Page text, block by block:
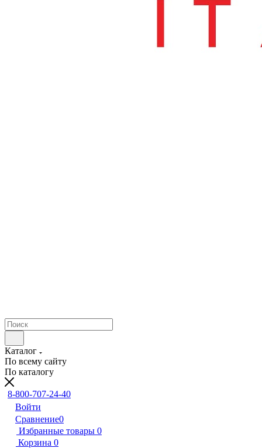
Каталог
По всему сайту
По каталогу
8-800-707-24-40
Войти
Сравнение0
Избранные товары 0
Корзина 0